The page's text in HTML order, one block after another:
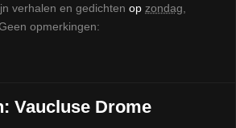
verhalen en gedichten op zondag,
opmerkingen:
Vaucluse Drome